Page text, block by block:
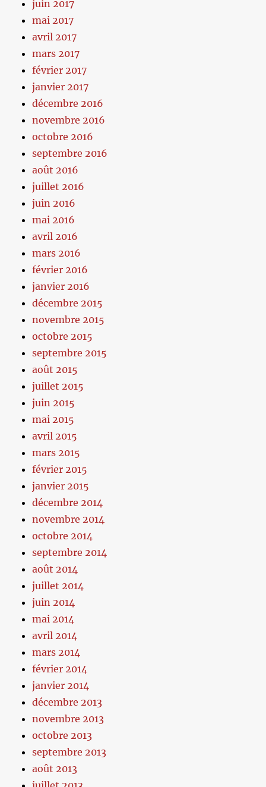
juin 2017
mai 2017
avril 2017
mars 2017
février 2017
janvier 2017
décembre 2016
novembre 2016
octobre 2016
septembre 2016
août 2016
juillet 2016
juin 2016
mai 2016
avril 2016
mars 2016
février 2016
janvier 2016
décembre 2015
novembre 2015
octobre 2015
septembre 2015
août 2015
juillet 2015
juin 2015
mai 2015
avril 2015
mars 2015
février 2015
janvier 2015
décembre 2014
novembre 2014
octobre 2014
septembre 2014
août 2014
juillet 2014
juin 2014
mai 2014
avril 2014
mars 2014
février 2014
janvier 2014
décembre 2013
novembre 2013
octobre 2013
septembre 2013
août 2013